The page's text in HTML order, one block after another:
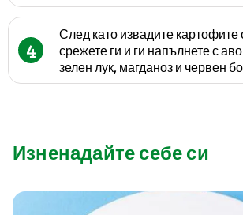
4
След като извадите картофите
срежете ги и ги напълнете с
зелен лук, магданоз и червен
Изненадайте себе си